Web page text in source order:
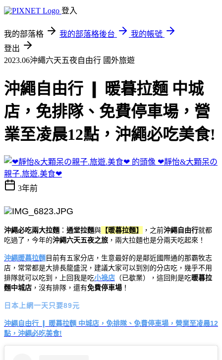
登入
我的部落格 我的部落格後台
我的帳號
登出
2023.06沖繩六天五夜自由行 國外旅遊
沖繩自由行 ❙ 暖暮拉麵 中城
店，免排隊、免費停車場，營
業至凌晨12點，沖繩必吃美食!
❤靜怡&大顆呆の
親子.旅遊.美食❤
3年前
沖繩必吃兩大拉麵 ： 通堂拉麵與 【暖暮拉麵】 ，之前沖繩自由行就都
吃過了，今年的沖繩六天五夜之旅 ，兩大拉麵也是分兩天吃起來！
沖繩暖暮拉麵目前有五家分店，生意最好的是鄰近國際通的那霸牧志
店，常常都是大排長龍盛況，建議大家可以到別的分店吃，幾乎不用
排隊就可以吃到，上回我是吃小祿店 （已歇業），這回則是吃暖暮拉
麵中城店 ，沒有排隊，還有免費停車場 ！
日本上網一天只要89元
沖繩自由行 ❙ 暖暮拉麵 中城店，免排隊、免費停車場，營業至凌晨12
點，沖繩必吃美食!